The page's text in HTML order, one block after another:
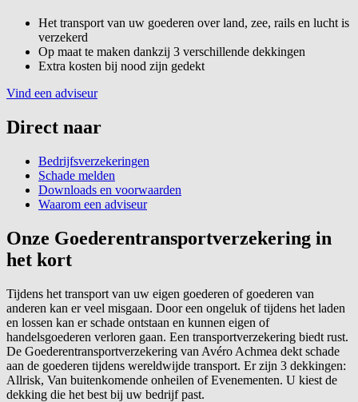
Het transport van uw goederen over land, zee, rails en lucht is
verzekerd
Op maat te maken dankzij 3 verschillende dekkingen
Extra kosten bij nood zijn gedekt
Vind een adviseur
Direct naar
Bedrijfsverzekeringen
Schade melden
Downloads en voorwaarden
Waarom een adviseur
Onze Goederentransportverzekering in
het kort
Tijdens het transport van uw eigen goederen of goederen van
anderen kan er veel misgaan. Door een ongeluk of tijdens het laden
en lossen kan er schade ontstaan en kunnen eigen of
handelsgoederen verloren gaan. Een transportverzekering biedt rust.
De Goederentransportverzekering van Avéro Achmea dekt schade
aan de goederen tijdens wereldwijde transport. Er zijn 3 dekkingen:
Allrisk, Van buitenkomende onheilen of Evenementen. U kiest de
dekking die het best bij uw bedrijf past.